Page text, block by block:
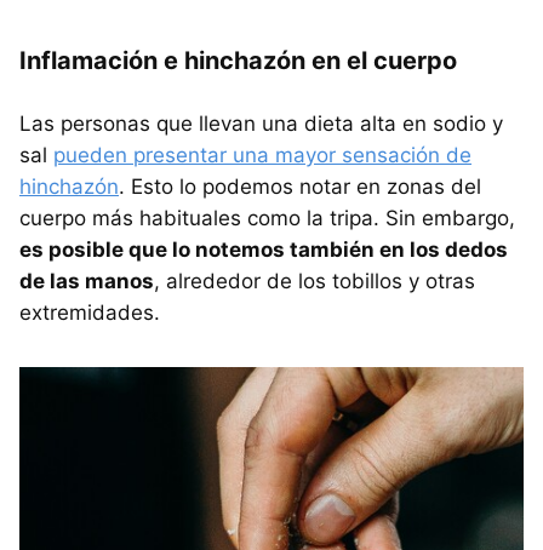
Inflamación e hinchazón en el cuerpo
Las personas que llevan una dieta alta en sodio y
sal pueden presentar una mayor sensación de
hinchazón. Esto lo podemos notar en zonas del
cuerpo más habituales como la tripa. Sin embargo,
es posible que lo notemos también en los dedos
de las manos, alrededor de los tobillos y otras
extremidades.